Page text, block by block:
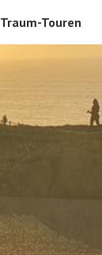
Traum-Touren